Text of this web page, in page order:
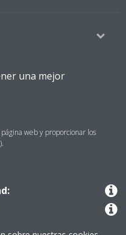
de Protección de Datos
una mejor
web y proporcionar los